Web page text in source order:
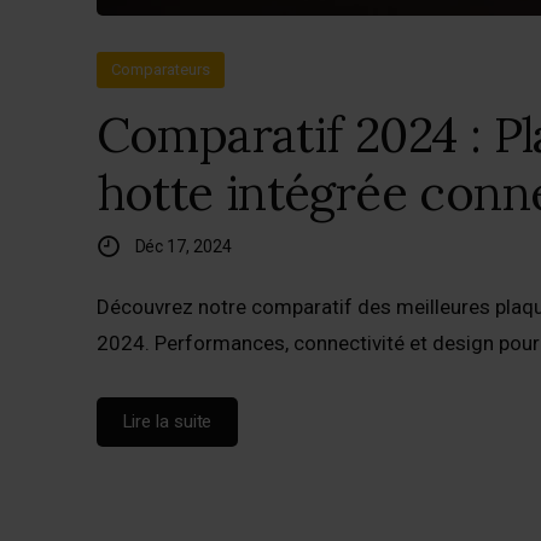
Comparateurs
Comparatif 2024 :
hotte intégrée
Déc 17, 2024
Découvrez notre comparatif des meilleures
2024. Performances, connectivité et design
Lire la suite